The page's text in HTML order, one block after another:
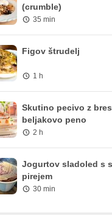
(crumble)
35 min
Figov štrudelj
1 h
Skutino pecivo z
beljakovo peno
2 h
Jogurtov sladoled s
pirejem
30 min